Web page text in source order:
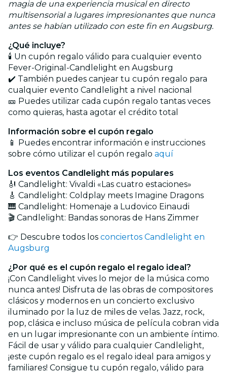
magia de una experiencia musical en directo
multisensorial a lugares impresionantes que nunca
antes se habían utilizado con este fin en Augsburg.
¿Qué incluye?
🕯️ Un cupón regalo válido para cualquier evento
Fever-Original-Candlelight en Augsburg
✔️ También puedes canjear tu cupón regalo para
cualquier evento Candlelight a nivel nacional
🎫 Puedes utilizar cada cupón regalo tantas veces
como quieras, hasta agotar el crédito total
Información sobre el cupón regalo
📱 Puedes encontrar información e instrucciones
sobre cómo utilizar el cupón regalo aquí
Los eventos Candlelight más populares
🎻 Candlelight: Vivaldi «Las cuatro estaciones»
🎸 Candlelight: Coldplay meets Imagine Dragons
🎹 Candlelight: Homenaje a Ludovico Einaudi
🎬 Candlelight: Bandas sonoras de Hans Zimmer
👉 Descubre todos los conciertos Candlelight en
Augsburg
¿Por qué es el cupón regalo el regalo ideal?
¡Con Candlelight vives lo mejor de la música como
nunca antes! Disfruta de las obras de compositores
clásicos y modernos en un concierto exclusivo
iluminado por la luz de miles de velas. Jazz, rock,
pop, clásica e incluso música de película cobran vida
en un lugar impresionante con un ambiente íntimo.
Fácil de usar y válido para cualquier Candlelight,
¡este cupón regalo es el regalo ideal para amigos y
familiares! Consigue tu cupón regalo, válido para